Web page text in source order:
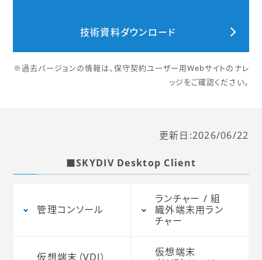
技術資料ダウンロード
※過去バージョンの情報は、保守契約ユーザー用Webサイトのナレ
ッジをご確認ください。
更新日:2026/06/22
■SKYDIV Desktop Client
管理コンソール
ランチャー / 組
織外端末用ラン
チャー
仮想端末（VDI）
仮想端末